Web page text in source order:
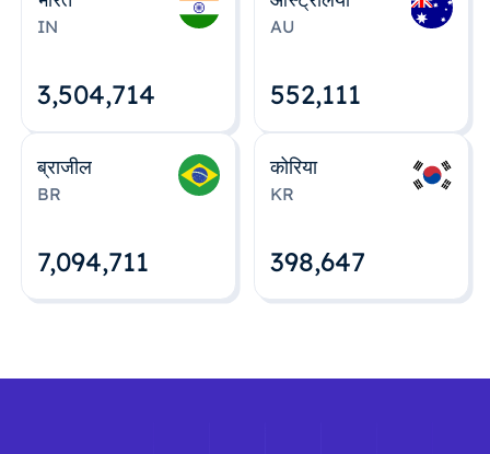
IN
3,504,715
AU
552,112
ब्राजील
BR
7,094,712
कोरिया
KR
398,648